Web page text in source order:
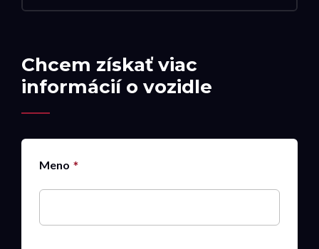
Chcem získať viac
informácií o vozidle
Meno